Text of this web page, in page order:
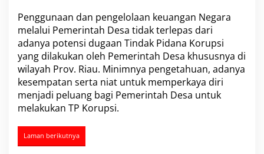
a
n
D
a
n
a
D
s
a
Penggunaan dan pengelolaan keuangan Negara
melalui Pemerintah Desa tidak terlepas dari
adanya potensi dugaan Tindak Pidana Korupsi
yang dilakukan oleh Pemerintah Desa khususnya di
wilayah Prov. Riau. Minimnya pengetahuan, adanya
kesempatan serta niat untuk memperkaya diri
menjadi peluang bagi Pemerintah Desa untuk
melakukan TP Korupsi.
Laman berikutnya